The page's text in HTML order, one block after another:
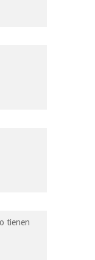
tienen